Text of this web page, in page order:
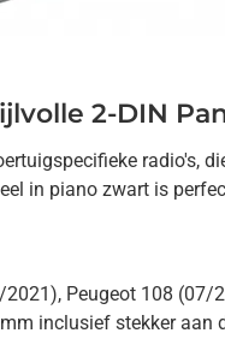
2-DIN
radio's,
in piano zwart is
Peugeot 108
inclusief stekker aan